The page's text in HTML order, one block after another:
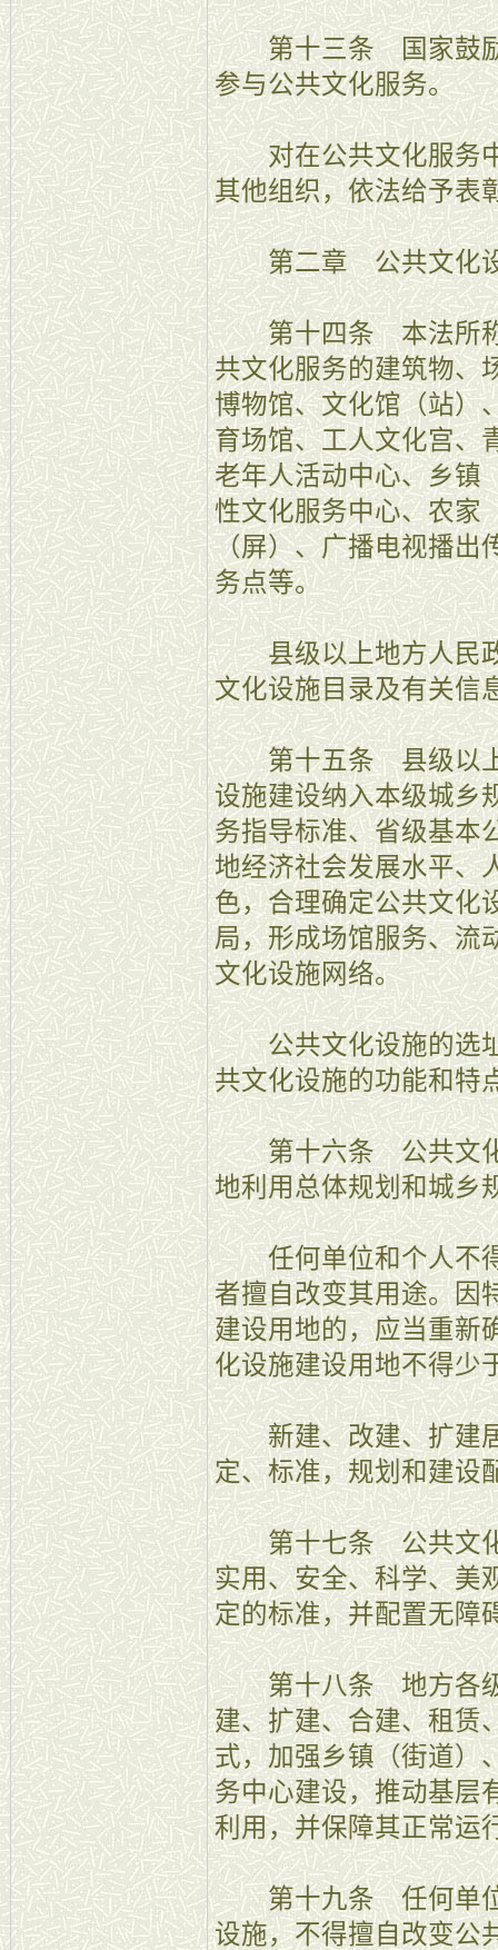
第十三条 国家鼓励
参与公共文化服务。
对在公共文化服务中
其他组织，依法给予表
第二章 公共文化设
第十四条 本法所称
共文化服务的建筑物、
博物馆、文化馆（站）
育场馆、工人文化宫、
老年人活动中心、乡镇
性文化服务中心、农家
（屏）、广播电视播出
务点等。
县级以上地方人民政
文化设施目录及有关信
第十五条 县级以上
设施建设纳入本级城乡
务指导标准、省级基本
地经济社会发展水平、
色，合理确定公共文化
局，形成场馆服务、流
文化设施网络。
公共文化设施的选址
共文化设施的功能和特
第十六条 公共文化
地利用总体规划和城乡
任何单位和个人不得
者擅自改变其用途。因
建设用地的，应当重新
化设施建设用地不得少
新建、改建、扩建居
定、标准，规划和建设
第十七条 公共文化
实用、安全、科学、美
定的标准，并配置无障
第十八条 地方各级
建、扩建、合建、租赁
式，加强乡镇（街道）
务中心建设，推动基层
利用，并保障其正常运
第十九条 任何单位
设施，不得擅自改变公